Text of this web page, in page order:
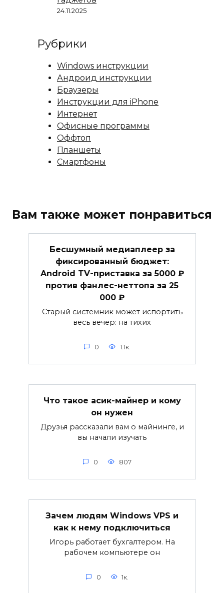
24.11.2025
Рубрики
Windows инструкции
Андроид инструкции
Браузеры
Инструкции для iPhone
Интернет
Офисные программы
Оффтоп
Планшеты
Смартфоны
Вам также может понравиться
Бесшумный медиаплеер за
фиксированный бюджет:
Android TV-приставка за 5000 ₽
против фанлес-неттопа за 25
000 ₽
Старый системник может испортить
весь вечер: на тихих
0 1.1к.
Что такое асик-майнер и кому
он нужен
Друзья рассказали вам о майнинге, и
вы начали изучать
0 807
Зачем людям Windows VPS и
как к нему подключиться
Игорь работает бухгалтером. На
рабочем компьютере он
0 1к.